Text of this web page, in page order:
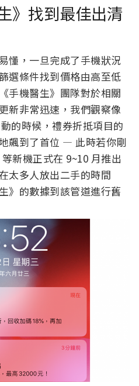
》找到最佳出清
懂，一旦完成了手機狀況
選條件找到價格由高至低
手機醫生》團隊對於相關
新非常迅速，我們觀察像
的時候，禮券折抵項目的
飆到了首位 — 此時若你剛
新機正式在 9~10 月推出
太多人放出二手的時間
》的數據到該管道進行舊